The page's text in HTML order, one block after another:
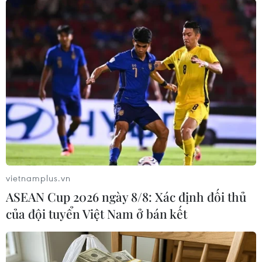
An Giang: Các bãi rác quá tải trong
khi dự án xử lý tập trung chậm tiến
độ
08/08/2026 05:39
Đà Nẵng tìm "lời giải bài toán" an
Kết luận số 75-KL/TW: Cà Mau chủ
động thích ứng với biến đổi khí hậu
vietnamplus.vn
ASEAN Cup 2026 ngày 8/8: Xác định đối thủ
của đội tuyển Việt Nam ở bán kết